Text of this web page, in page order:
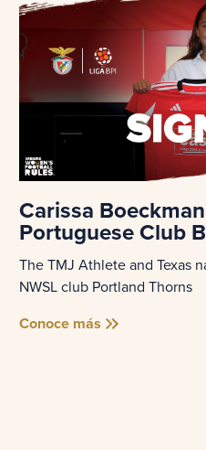
Carissa
Portuguese Club
The TMJ Athlete and Texas
NWSL club Portland Thorns
Conoce más